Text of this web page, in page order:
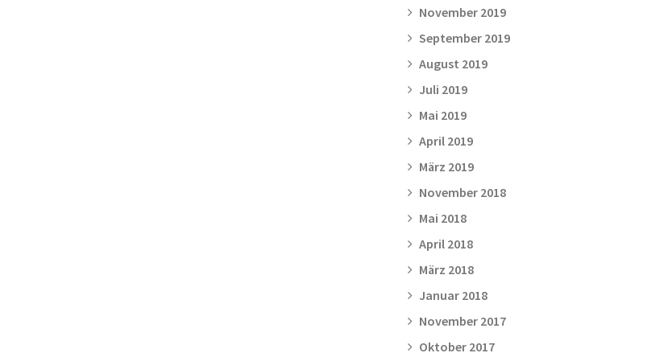
November 2019
September 2019
August 2019
Juli 2019
Mai 2019
April 2019
März 2019
November 2018
Mai 2018
April 2018
März 2018
Januar 2018
November 2017
Oktober 2017